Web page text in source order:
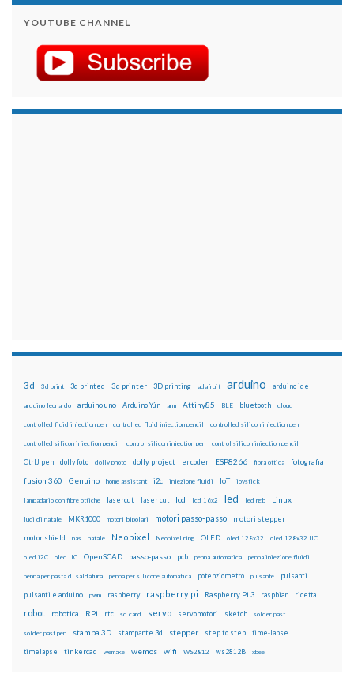
YOUTUBE CHANNEL
3d 3d print 3d printed 3d printer 3D printing adafruit arduino arduino ide
arduino leonardo arduino uno Arduino Yún arm Attiny85 BLE bluetooth cloud
controlled fluid injection pen controlled fluid injection pencil controlled silicon injection pen
controlled silicon injection pencil control silicon injection pen control silicon injection pencil
CtrlJ pen dolly foto dolly photo dolly project encoder ESP8266 fibra ottica fotografia
fusion 360 Genuino home assistant i2c iniezione fluidi IoT joystick
lampadario con fibre ottiche lasercut laser cut lcd lcd 16x2 led led rgb Linux
luci di natale MKR1000 motori bipolari motori passo-passo motori stepper
motor shield nas natale Neopixel Neopixel ring OLED oled 128x32 oled 128x32 IIC
oled i2C oled IIC OpenSCAD passo-passo pcb penna automatica penna iniezione fluidi
penna per pasta di saldatura penna per silicone automatica potenziometro pulsante pulsanti
pulsanti e arduino pwm raspberry raspberry pi Raspberry Pi 3 raspbian ricetta
robot robotica RPi rtc sd card servo servomotori sketch solder past
solder past pen stampa 3D stampante 3d stepper step to step time-lapse
timelapse tinkercad wemake wemos wifi WS2812 ws2812B xbee